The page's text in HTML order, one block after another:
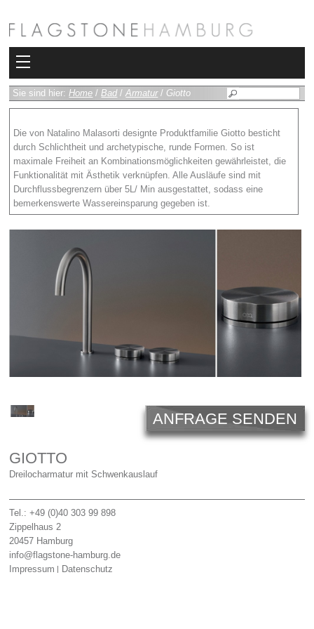
Kollektionen
Heizkörper
Fliesen
Sauna und Hamam
Rimadesio
Carl Hansen
Outlet
Unternehmen
Sie sind hier: Home / Bad /Armatur / Giotto
Die von Natalino Malasorti designte Produktfamilie Giotto besticht
durch Schlichtheit und archetypische, runde Formen. So ist
maximale Freiheit an Kombinationsmöglichkeiten gewährleistet, die
Funktionalität mit Ästhetik verknüpfen. Alle Ausläufe sind mit
Durchflussbegrenzern über 5L/ Min ausgestattet, sodass eine
bemerkenswerte Wassereinsparung gegeben ist.
ANFRAGE SENDEN
GIOTTO
Dreilocharmatur mit Schwenkauslauf
Tel.: +49 (0)40 303 99 898
Zippelhaus 2
20457 Hamburg
info@flagstone-hamburg.de
Impressum
Datenschutz